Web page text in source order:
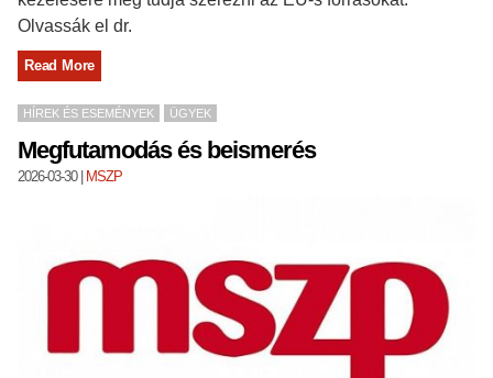
Olvassák el dr.
Read More
HÍREK ÉS ESEMÉNYEK ÜGYEK
Megfutamodás és beismerés
2026-03-30| MSZP